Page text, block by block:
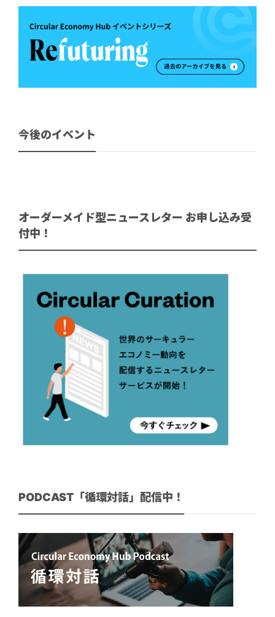
今後のイベント
オーダーメイド型ニュースレター お申し込み受
付中！
PODCAST「循環対話」配信中！